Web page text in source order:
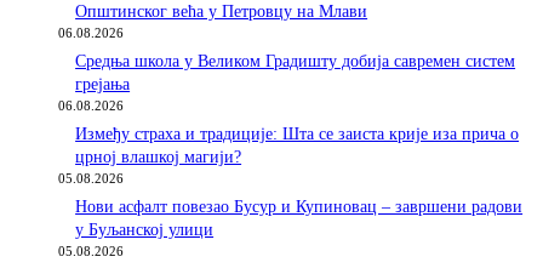
Општинског већа у Петровцу на Млави
06.08.2026
Средња школа у Великом Градишту добија савремен систем
грејања
06.08.2026
Између страха и традиције: Шта се заиста крије иза прича о
црној влашкој магији?
05.08.2026
Нови асфалт повезао Бусур и Купиновац – завршени радови
у Буљанској улици
05.08.2026